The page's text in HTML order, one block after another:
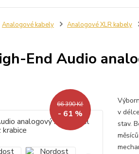
Analogové kabely
Analogové XLR kabely
End Audio
66 390 Kč
- 61 %
v
stav.